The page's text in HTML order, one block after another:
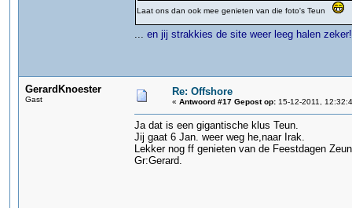
Laat ons dan ook mee genieten van die foto's Teun
... en jij strakkies de site weer leeg halen
GerardKnoester
Gast
Re: Offshore
« Antwoord #17 Gepost op: 15-12-2011,
Ja dat is een gigantische klus Teun.
Jij gaat 6 Jan. weer weg he,naar Irak.
Lekker nog ff genieten van de Feestdagen
Gr:Gerard.